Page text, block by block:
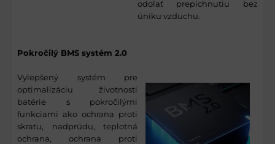
odolať prepichnutiu bez
úniku vzduchu.
Pokročilý BMS systém 2.0
Vylepšený systém pre
optimalizáciu životnosti
batérie s pokročilými
funkciami ako ochrana proti
skratu, nadprúdu, teplotná
ochrana, ochrana proti